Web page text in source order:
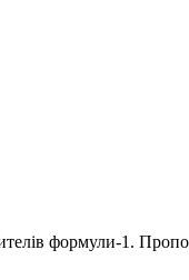
формули-1.